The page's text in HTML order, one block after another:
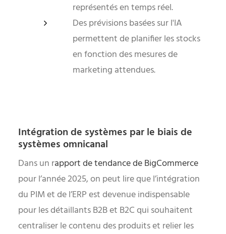
représentés en temps réel.
Des prévisions basées sur l'IA
permettent de planifier les stocks
en fonction des mesures de
marketing attendues.
Intégration de systèmes par le biais de
systèmes omnicanal
Dans un rapport de tendance de BigCommerce
pour l’année 2025, on peut lire que l’intégration
du PIM et de l’ERP est devenue indispensable
pour les détaillants B2B et B2C qui souhaitent
centraliser le contenu des produits et relier les